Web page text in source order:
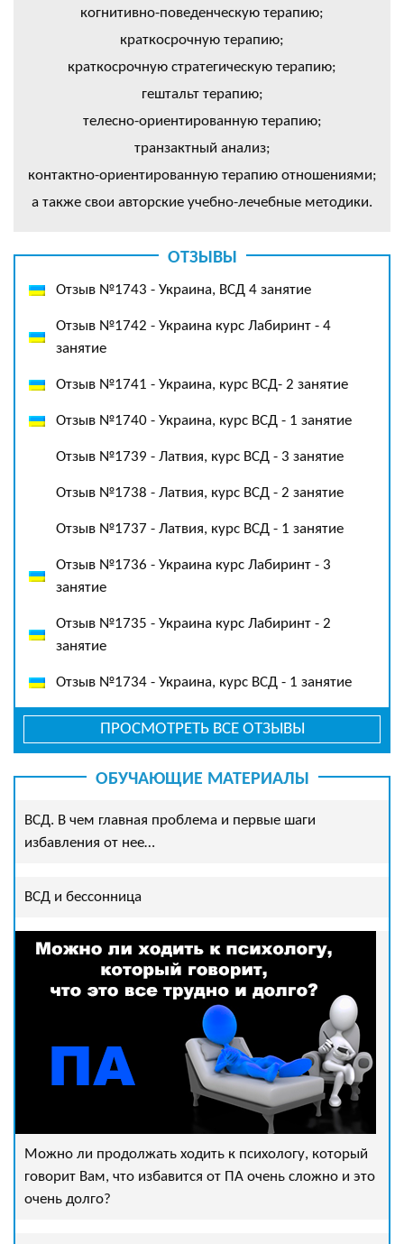
когнитивно-поведенческую терапию;
краткосрочную терапию;
краткосрочную стратегическую терапию;
гештальт терапию;
телесно-ориентированную терапию;
транзактный анализ;
контактно-ориентированную терапию отношениями;
а также свои авторские учебно-лечебные методики.
ОТЗЫВЫ
Отзыв №1743 - Украина, ВСД 4 занятие
Отзыв №1742 - Украина курс Лабиринт - 4
занятие
Отзыв №1741 - Украина, курс ВСД- 2 занятие
Отзыв №1740 - Украина, курс ВСД - 1 занятие
Отзыв №1739 - Латвия, курс ВСД - 3 занятие
Отзыв №1738 - Латвия, курс ВСД - 2 занятие
Отзыв №1737 - Латвия, курс ВСД - 1 занятие
Отзыв №1736 - Украина курс Лабиринт - 3
занятие
Отзыв №1735 - Украина курс Лабиринт - 2
занятие
Отзыв №1734 - Украина, курс ВСД - 1 занятие
ПРОСМОТРЕТЬ ВСЕ ОТЗЫВЫ
ОБУЧАЮЩИЕ МАТЕРИАЛЫ
ВСД. В чем главная проблема и первые шаги
избавления от нее…
ВСД и бессонница
Можно ли продолжать ходить к психологу, который
говорит Вам, что избавится от ПА очень сложно и это
очень долго?